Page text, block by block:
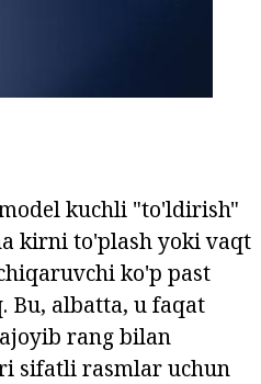
kuchli "to'ldirish"
kirni to'plash yoki vaqt
ko'p past
albatta, u faqat
rang bilan
sifatli rasmlar uchun